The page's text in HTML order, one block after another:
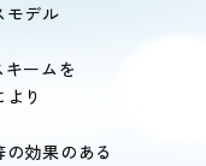
モデル
ームを
り
効果のある